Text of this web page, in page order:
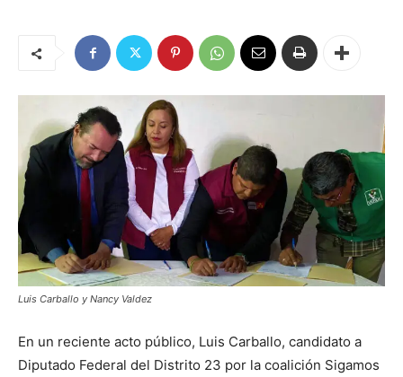
Luis Carballo y Nancy Valdez
En un reciente acto público, Luis Carballo, candidato a
Diputado Federal del Distrito 23 por la coalición Sigamos